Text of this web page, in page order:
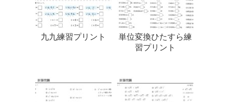
九九練習プリント
単位変換ひたすら練
習プリント